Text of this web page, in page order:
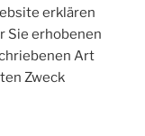
erklären
Sie erhobenen
Art
Zweck